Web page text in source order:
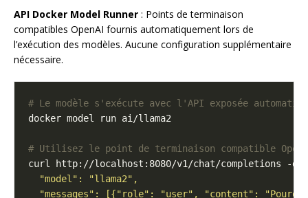
API Docker Model Runner : Points de terminaison
compatibles OpenAI fournis automatiquement lors de
l’exécution des modèles. Aucune configuration supplémentaire
nécessaire.
# Le modèle s'exécute avec l'API exposée
# Utilisez le point de terminaison compatible
curl http://localhost:8080/v1/chat/completions -d